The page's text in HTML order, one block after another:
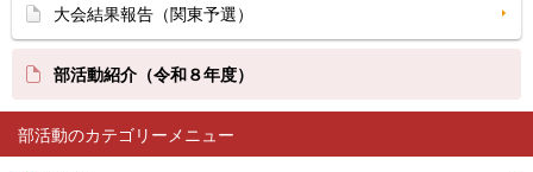
部活動
大会結果報告（関東予選）
部活動紹介（令和８年度）